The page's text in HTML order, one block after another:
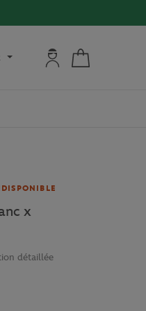
Mon compte : se
x
détaillée